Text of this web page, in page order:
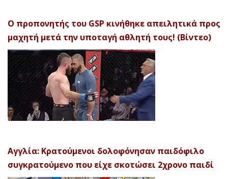
Ο προπονητής του GSP κινήθηκε απειλητικά προς
μαχητή μετά την υποταγή αθλητή τους! (Βίντεο)
Αγγλία: Κρατούμενοι δολοφόνησαν παιδόφιλο
συγκρατούμενο που είχε σκοτώσει 2χρονο παιδί